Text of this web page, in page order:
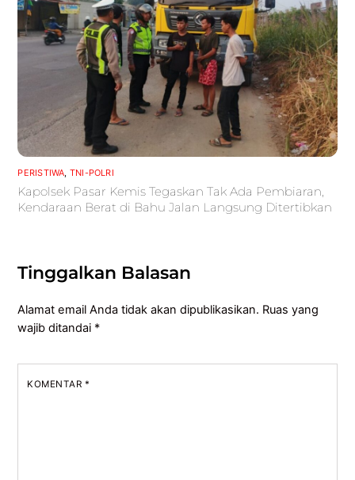
PERISTIWA TNI-POLRI
Kapolsek Pasar Kemis Tegaskan Tak Ada Pembiaran,
Kendaraan Berat di Bahu Jalan Langsung Ditertibkan
Tinggalkan Balasan
Alamat email Anda tidak akan dipublikasikan. Ruas yang
wajib ditandai *
KOMENTAR *